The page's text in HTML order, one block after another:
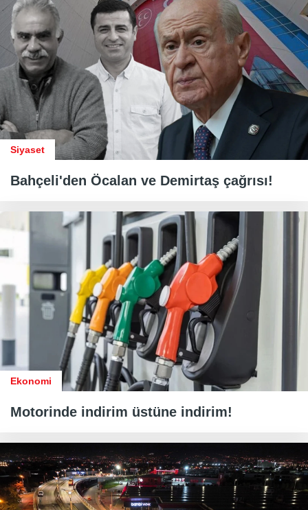
Siyaset
Bahçeli'den Öcalan ve Demirtaş çağrısı!
Ekonomi
Motorinde indirim üstüne indirim!